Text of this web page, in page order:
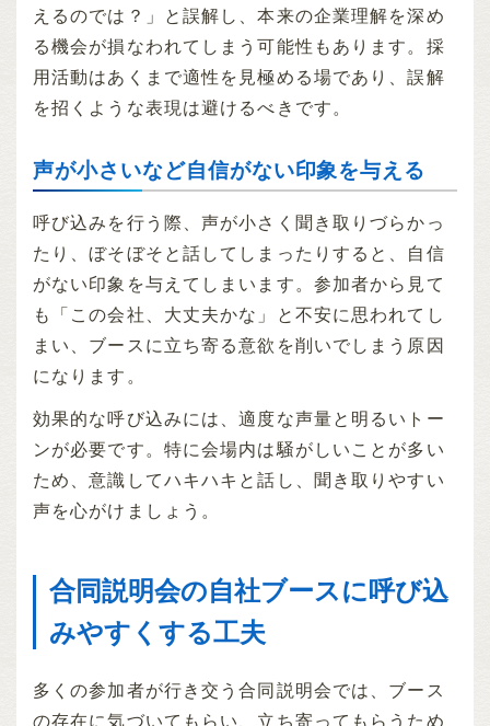
えるのでは？」と誤解し、本来の企業理解を深め
る機会が損なわれてしまう可能性もあります。採
用活動はあくまで適性を見極める場であり、誤解
を招くような表現は避けるべきです。
声が小さいなど自信がない印象を与える
呼び込みを行う際、声が小さく聞き取りづらかっ
たり、ぼそぼそと話してしまったりすると、自信
がない印象を与えてしまいます。参加者から見て
も「この会社、大丈夫かな」と不安に思われてし
まい、ブースに立ち寄る意欲を削いでしまう原因
になります。
効果的な呼び込みには、適度な声量と明るいトー
ンが必要です。特に会場内は騒がしいことが多い
ため、意識してハキハキと話し、聞き取りやすい
声を心がけましょう。
合同説明会の自社ブースに呼び込
みやすくする工夫
多くの参加者が行き交う合同説明会では、ブース
の存在に気づいてもらい、立ち寄ってもらうため